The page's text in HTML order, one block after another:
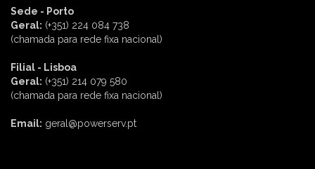
Sede - Porto
Geral: (+351) 224 084 738
(chamada para rede fixa nacional)
Filial - Lisboa
Geral: (+351) 214 079 580
(chamada para rede fixa nacional)
Email: geral@powerserv.pt